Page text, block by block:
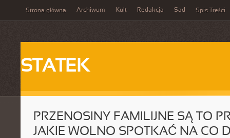
Strona główna Archiwum Kult Redakcja Sad Spis Treści
STATEK
PRZENOSINY FAMILIJNE SĄ TO
JAKIE WOLNO SPOTKAĆ NA CO